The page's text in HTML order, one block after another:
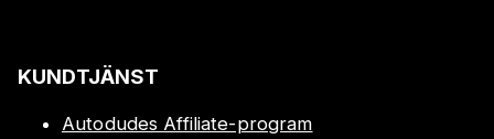
KUNDTJÄNST
Autodudes Affiliate-program